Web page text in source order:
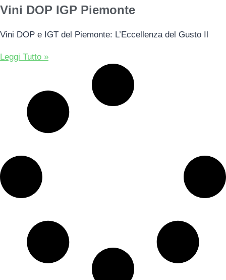
Vini DOP IGP Piemonte
Vini DOP e IGT del Piemonte: L’Eccellenza del Gusto Il
Leggi Tutto »